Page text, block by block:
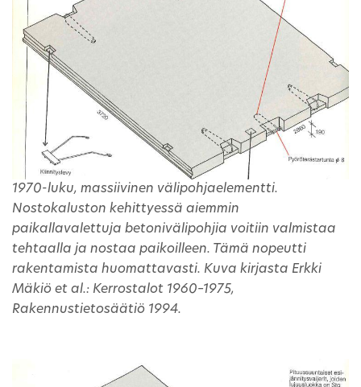
1970-luku, massiivinen välipohjaelementti.
Nostokaluston kehittyessä aiemmin
paikallavalettuja betonivälipohjia voitiin valmistaa
tehtaalla ja nostaa paikoilleen. Tämä nopeutti
rakentamista huomattavasti. Kuva kirjasta Erkki
Mäkiö et al.: Kerrostalot 1960–1975,
Rakennustietosäätiö 1994.